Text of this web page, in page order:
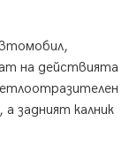
на действията
задният калник